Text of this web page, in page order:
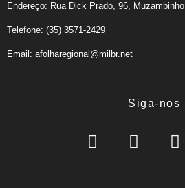
Endereço: Rua Dick Prado, 96, Muzambinho
Telefone: (35) 3571-2429
Email: afolharegional@milbr.net
Siga-nos